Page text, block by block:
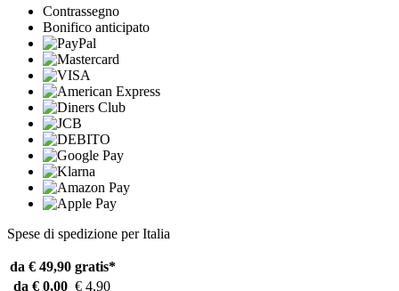
Contrassegno
Bonifico anticipato
Spese di spedizione per Italia
da € 49,90 gratis*
da € 0,00 € 4,90